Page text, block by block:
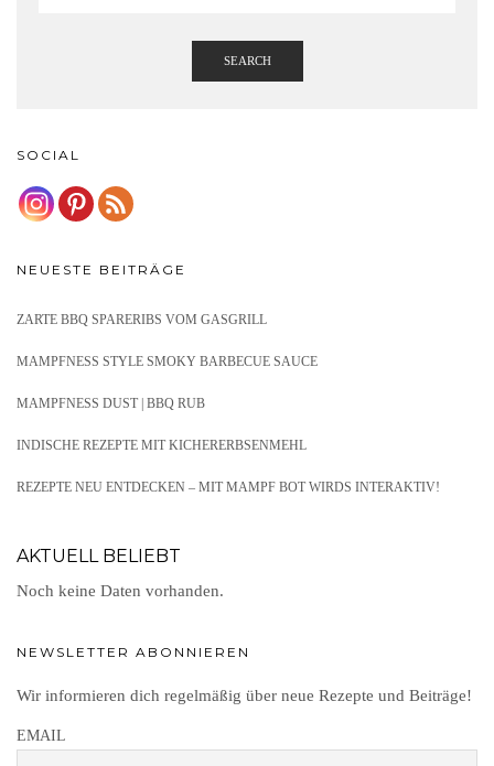
SEARCH
SOCIAL
NEUESTE BEITRÄGE
ZARTE BBQ SPARERIBS VOM GASGRILL
MAMPFNESS STYLE SMOKY BARBECUE SAUCE
MAMPFNESS DUST | BBQ RUB
INDISCHE REZEPTE MIT KICHERERBSENMEHL
REZEPTE NEU ENTDECKEN – MIT MAMPF BOT WIRDS INTERAKTIV!
AKTUELL BELIEBT
Noch keine Daten vorhanden.
NEWSLETTER ABONNIEREN
Wir informieren dich regelmäßig über neue Rezepte und Beiträge!
EMAIL